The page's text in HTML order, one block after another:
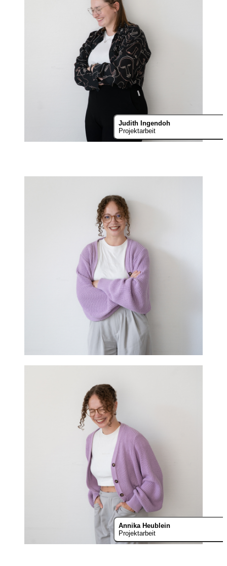
Judith Ingendoh
Projektarbeit
Annika Heublein
Projektarbeit